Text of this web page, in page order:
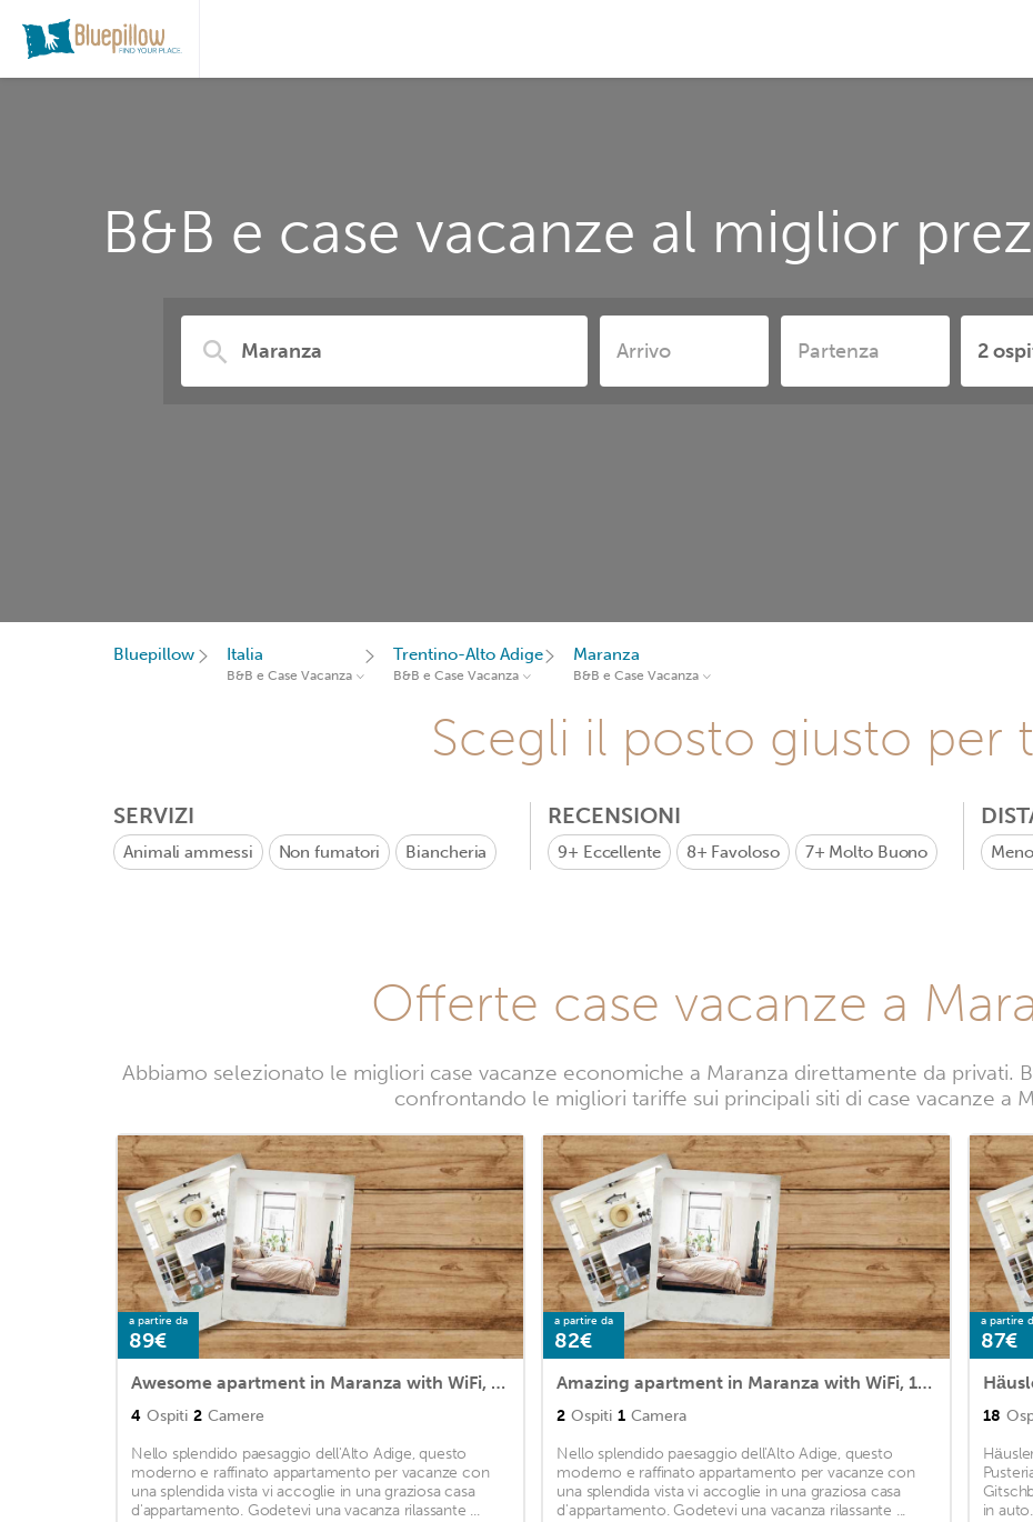
B&B e case vacanze al miglior
Bluepillow Italia
B&B e Case Vacanza
Trentino-Alto Adige
B&B e Case Vacanza
Maranza
B&B e Case Vacanza
Scegli il posto giusto per
SERVIZI
Animali ammessi Non fumatori Biancheria
RECENSIONI
9+ Eccellente 8+ Favoloso 7+ Molto Buono
Offerte case vacanze a
Abbiamo selezionato le migliori case vacanze economiche a Maranza direttamente da privati.
confrontando le migliori tariffe sui principali siti di case vacanze a
a partire da
89€
Awesome apartment in Maranza with WiFi, 2 Bedrooms and Sauna
4 Ospiti 2 Camere
Nello splendido paesaggio dell'Alto Adige, questo
moderno e raffinato appartamento per vacanze con
una splendida vista vi accoglie in una graziosa casa
d'appartamento. Godetevi una vacanza rilassante ...
a partire da
82€
Amazing apartment in Maranza with WiFi, 1 Bedrooms and Sauna
2 Ospiti 1 Camera
Nello splendido paesaggio dell'Alto Adige, questo
moderno e raffinato appartamento per vacanze con
una splendida vista vi accoglie in una graziosa casa
d'appartamento. Godetevi una vacanza rilassante ...
a partire
87€
18
in